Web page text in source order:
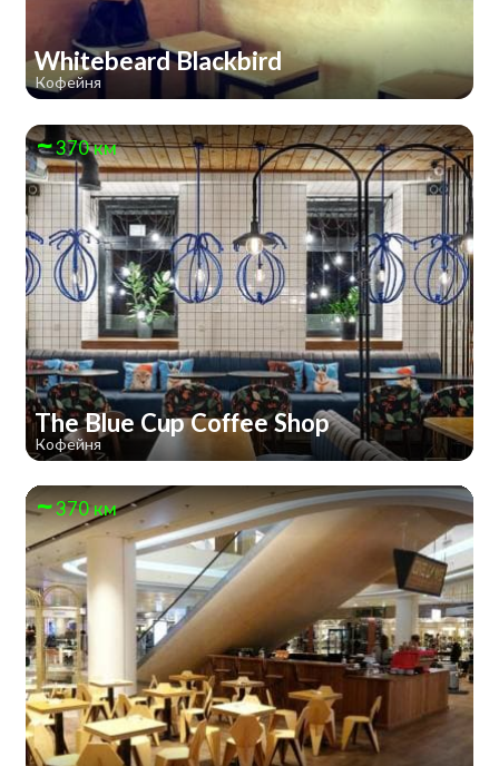
Whitebeard Blackbird
Кофейня
370 км
The Blue Cup Coffee Shop
Кофейня
370 км